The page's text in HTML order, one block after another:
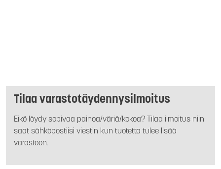
Tilaa varastotäydennysilmoitus
Eikö löydy sopivaa painoa/väriä/kokoa? Tilaa ilmoitus niin
saat sähköpostiisi viestin kun tuotetta tulee lisää
varastoon.